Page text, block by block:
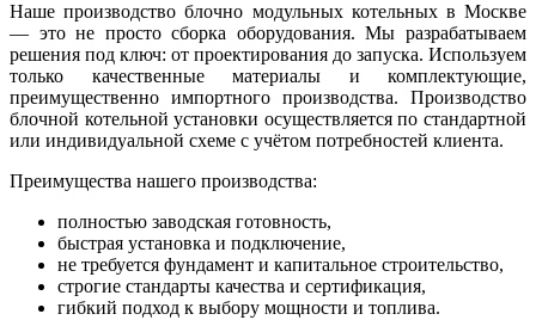
Наше производство блочно модульных котельных в Москве
— это не просто сборка оборудования. Мы разрабатываем
решения под ключ: от проектирования до запуска. Используем
только качественные материалы и комплектующие,
преимущественно импортного производства. Производство
блочной котельной установки осуществляется по стандартной
или индивидуальной схеме с учётом потребностей клиента.
Преимущества нашего производства:
полностью заводская готовность,
быстрая установка и подключение,
не требуется фундамент и капитальное строительство,
строгие стандарты качества и сертификация,
гибкий подход к выбору мощности и топлива.